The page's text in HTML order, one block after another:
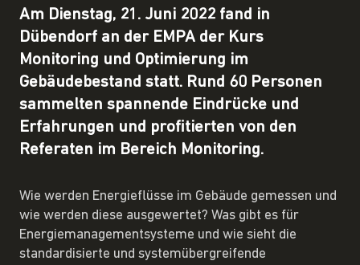
Am Dienstag, 21. Juni 2022 fand in
Dübendorf an der EMPA der Kurs
Monitoring und Optimierung im
Gebäudebestand statt. Rund 60 Personen
sammelten spannende Eindrücke und
Erfahrungen und profitierten von den
Referaten im Bereich Monitoring.
Wie werden Energieflüsse im Gebäude gemessen und
wie werden diese ausgewertet? Was gibt es für
Energiemanagementsysteme und wie sieht die
standardisierte und systemübergreifende